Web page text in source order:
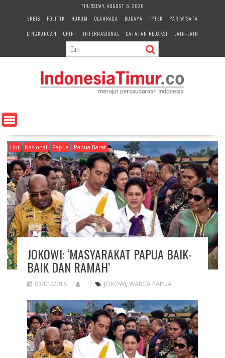
e
n
THURSDAY, AUGUST 6, 2026
EKBIS
POLITIK HUKUM OLAHRAGA BUDAYA IPTEK
PARIWISATA
LINGKUNGAN
OPINI INTERNASIONAL CATATAN REDAKSI LAIN-LAIN
Hot Nasional Papua Papua Barat
JOKOWI: ‘MASYARAKAT PAPUA BAIK-
BAIK DAN RAMAH’
03/01/2016 JOKOWI, WARGA PAPUA